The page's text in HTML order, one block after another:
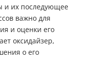
и их последующее
важно для
и оценки его
оксидайзер,
о его